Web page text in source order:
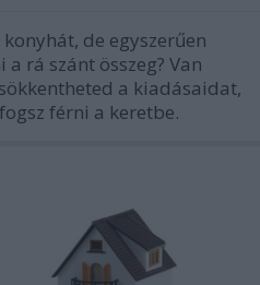
de egyszerűen
rá szánt összeg? Van
a kiadásaidat,
férni a keretbe.